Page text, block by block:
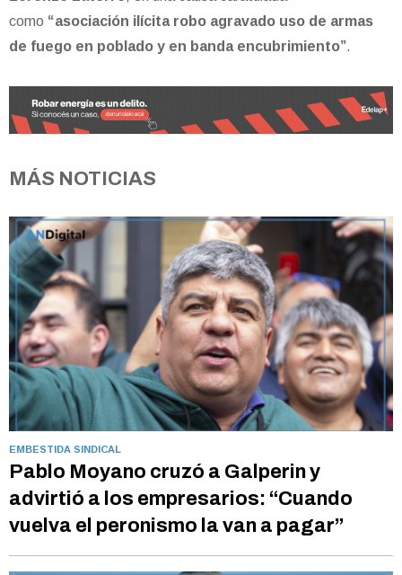
como “asociación ilícita robo agravado uso de armas
de fuego en poblado y en banda encubrimiento”.
MÁS NOTICIAS
EMBESTIDA SINDICAL
Pablo Moyano cruzó a Galperin y
advirtió a los empresarios: “Cuando
vuelva el peronismo la van a pagar”